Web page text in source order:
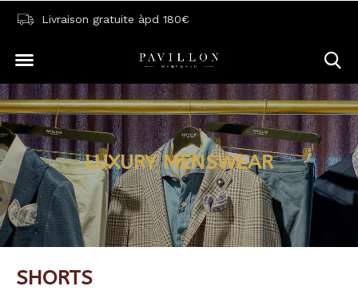
Livraison gratuite àpd 180€
LUXURY MENSWEAR
SHORTS